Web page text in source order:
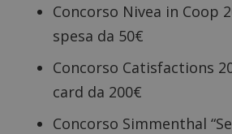
Concorso Nivea in Coop
spesa da 50€
Concorso Catisfactions
card da 200€
Concorso Simmenthal